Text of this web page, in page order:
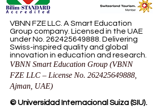
VBNN FZE LLC. A Smart Education
Group company. Licensed in the UAE
under No. 262425649888. Delivering
Swiss-inspired quality and global
innovation in education and research.
VBNN Smart Education Group (VBNN
FZE LLC – License No. 262425649888,
Ajman, UAE)
© Universidad Internacional Suiza (SIU).